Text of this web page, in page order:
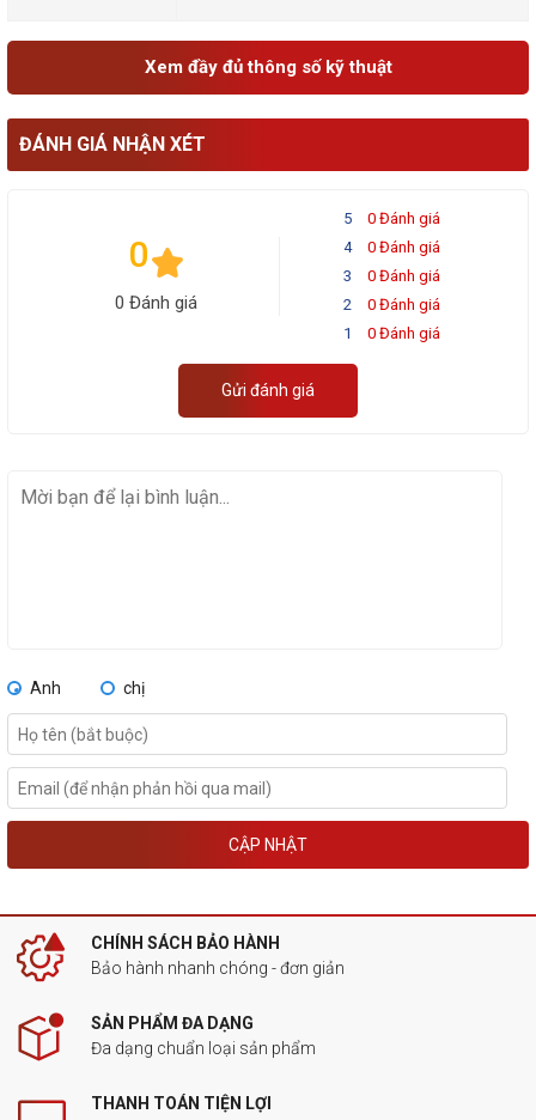
Xem đầy đủ thông số kỹ thuật
ĐÁNH GIÁ NHẬN XÉT
0
0 Đánh giá
5
0 Đánh giá
4
0 Đánh giá
3
0 Đánh giá
2
0 Đánh giá
1
0 Đánh giá
Gửi đánh giá
Anh chị
CẬP NHẬT
CHÍNH SÁCH BẢO HÀNH
Bảo hành nhanh chóng - đơn giản
SẢN PHẨM ĐA DẠNG
Đa dạng chuẩn loại sản phẩm
THANH TOÁN TIỆN LỢI